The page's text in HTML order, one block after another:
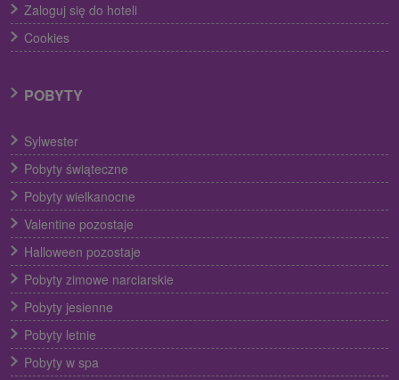
Zaloguj się do hoteli
Cookies
POBYTY
Sylwester
Pobyty świąteczne
Pobyty wielkanocne
Valentine pozostaje
Halloween pozostaje
Pobyty zimowe narciarskie
Pobyty jesienne
Pobyty letnie
Pobyty w spa